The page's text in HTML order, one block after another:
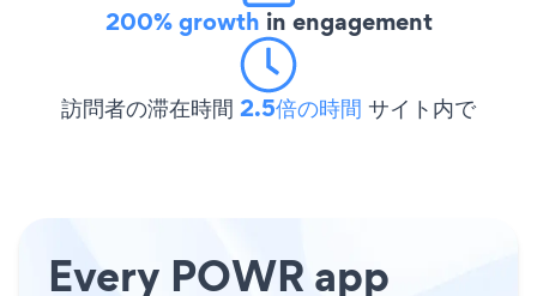
200% growth in engagement
訪問者の滞在時間 2.5倍の時間 サイト内で
Every POWR app